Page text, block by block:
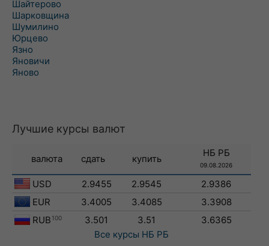
Шайтерово
Шарковщина
Шумилино
Юрцево
Язно
Яновичи
Яново
Лучшие курсы валют
валюта сдать купить
НБ РБ
09.08.2026
USD 2.9455 2.9545
2.9386
EUR
3.4005 3.4085
3.3908
RUB 100 3.501 3.51
3.6365
Все курсы НБ РБ